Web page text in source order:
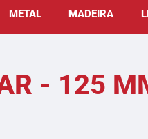
METAL MADEIRA
- 125